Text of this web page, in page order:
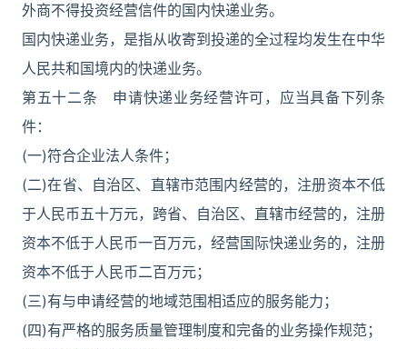
外商不得投资经营信件的国内快递业务。
国内快递业务，是指从收寄到投递的全过程均发生在中华
人民共和国境内的快递业务。
第五十二条 申请快递业务经营许可，应当具备下列条
件：
(一)符合企业法人条件；
(二)在省、自治区、直辖市范围内经营的，注册资本不低
于人民币五十万元，跨省、自治区、直辖市经营的，注册
资本不低于人民币一百万元，经营国际快递业务的，注册
资本不低于人民币二百万元；
(三)有与申请经营的地域范围相适应的服务能力；
(四)有严格的服务质量管理制度和完备的业务操作规范；